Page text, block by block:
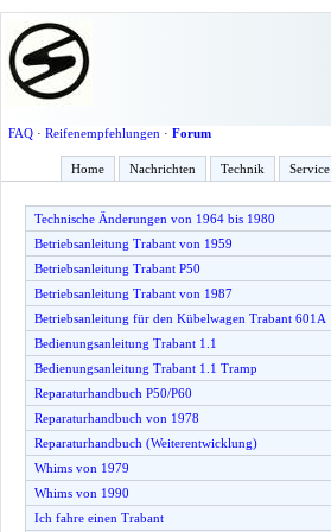
FAQ· Reifenempfehlungen · Forum
Home Nachrichten Technik Service
Technische Änderungen von 1964 bis 1980
Betriebsanleitung Trabant von 1959
Betriebsanleitung Trabant P50
Betriebsanleitung Trabant von 1987
Betriebsanleitung für den Kübelwagen Trabant 601A
Bedienungsanleitung Trabant 1.1
Bedienungsanleitung Trabant 1.1 Tramp
Reparaturhandbuch P50/P60
Reparaturhandbuch von 1978
Reparaturhandbuch (Weiterentwicklung)
Whims von 1979
Whims von 1990
Ich fahre einen Trabant